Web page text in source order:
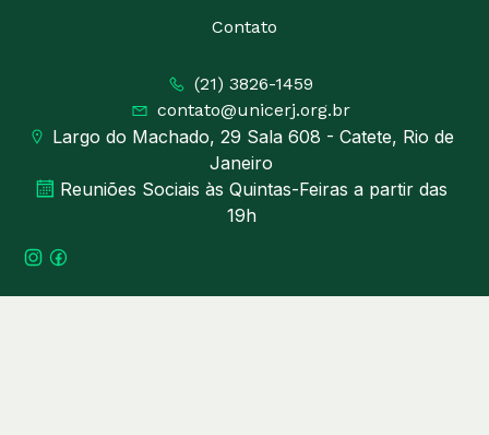
Contato
(21) 3826-1459
contato@unicerj.org.br
Largo do Machado, 29 Sala 608 - Catete, Rio de
Janeiro
Reuniões Sociais às Quintas-Feiras a partir das
19h